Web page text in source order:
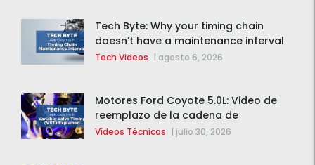
Tech Byte: Why your timing chain
doesn’t have a maintenance interval
Tech Videos | agosto 6, 2026
Motores Ford Coyote 5.0L: Video de
reemplazo de la cadena de
distribución de la F-150 2015 – 2020
Vídeos Técnicos | julio 30, 2026